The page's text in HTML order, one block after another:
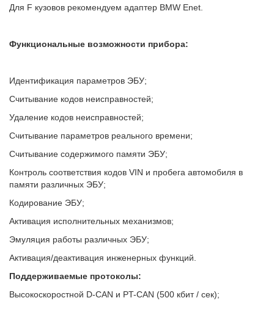
Для F кузовов рекомендуем адаптер BMW Enet.
Функциональные возможности прибора:
Идентификация параметров ЭБУ;
Считывание кодов неисправностей;
Удаление кодов неисправностей;
Считывание параметров реального времени;
Считывание содержимого памяти ЭБУ;
Контроль соответствия кодов VIN и пробега автомобиля в
памяти различных ЭБУ;
Кодирование ЭБУ;
Активация исполнительных механизмов;
Эмуляция работы различных ЭБУ;
Активация/деактивация инженерных функций.
Поддерживаемые протоколы:
Высокоскоростной D-CAN и PT-CAN (500 кбит / сек);